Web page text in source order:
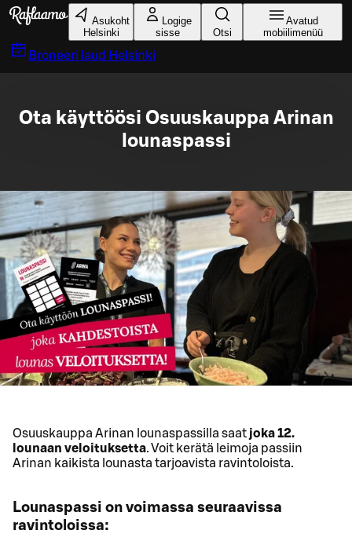
Liigu peamise sisu juurde
Asukoht
Helsinki
Logige
sisse
Otsi
Avatud
mobiilimenüü
Broneeri laud Helsinki
Ota käyttöösi Osuuskauppa Arinan
lounaspassi
Osuuskauppa Arinan lounaspassilla saat joka 12.
lounaan veloituksetta. Voit kerätä leimoja passiin
Arinan kaikista lounasta tarjoavista ravintoloista.
Lounaspassi on voimassa seuraavissa
ravintoloissa: